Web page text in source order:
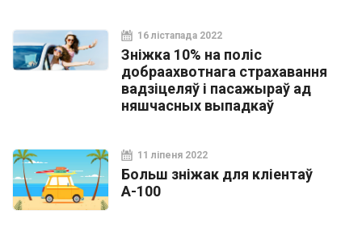
16 лістапада 2022
Зніжка 10% на поліс
добраахвотнага страхавання
вадзіцеляў і пасажыраў ад
няшчасных выпадкаў
11 ліпеня 2022
Больш зніжак для кліентаў
А-100